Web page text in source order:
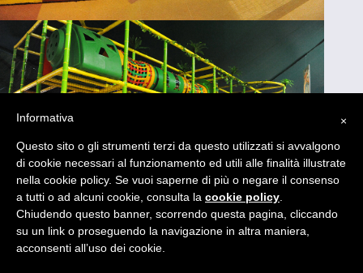
×
Informativa
Questo sito o gli strumenti terzi da questo utilizzati si avvalgono
di cookie necessari al funzionamento ed utili alle finalità illustrate
nella cookie policy. Se vuoi saperne di più o negare il consenso
a tutti o ad alcuni cookie, consulta la cookie policy
Chiudendo questo banner, scorrendo questa pagina, cliccando
su un link o proseguendo la navigazione in altra maniera,
acconsenti all’uso dei cookie.